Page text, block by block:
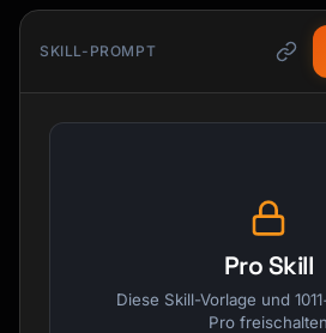
SKILL-PROMPT
Pro Skill
Diese Skill-Vorlage und
Pro freischalten